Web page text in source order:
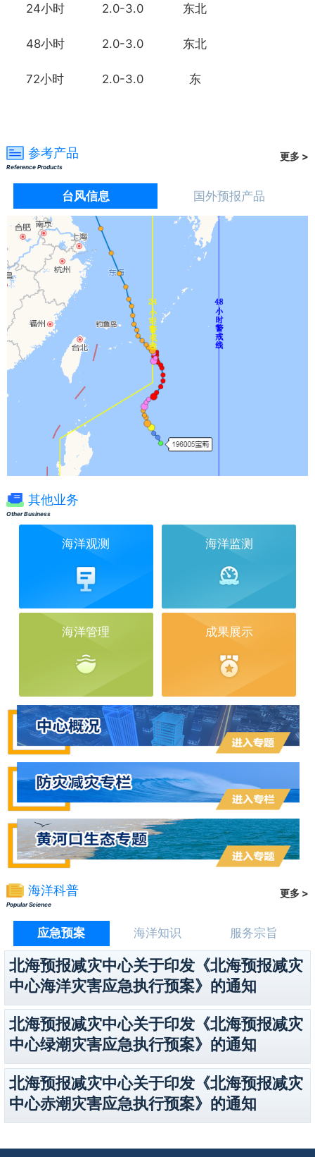
24小时 2.0-3.0 东北
48小时 2.0-3.0 东北
72小时 2.0-3.0 东
参考产品
Reference Products
更多 >
台风信息 国外预报产品
其他业务
Other Business
海洋观测 海洋监测
海洋管理 成果展示
海洋科普
Popular Science
更多 >
应急预案 海洋知识 服务宗旨
北海预报减灾中心关于印发《北海预报减灾
中心海洋灾害应急执行预案》的通知
北海预报减灾中心关于印发《北海预报减灾
中心绿潮灾害应急执行预案》的通知
北海预报减灾中心关于印发《北海预报减灾
中心赤潮灾害应急执行预案》的通知